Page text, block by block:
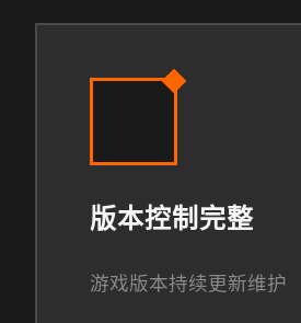
版本控制完整
游戏版本持续更新维护